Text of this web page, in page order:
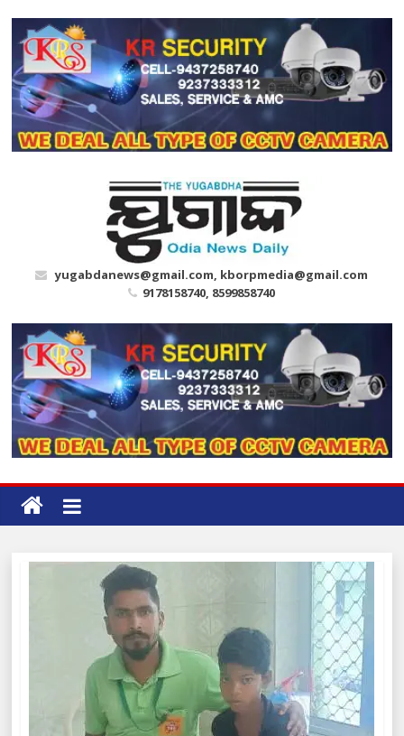
content
yugabdanews@gmail.com, kborpmedia@gmail.com
9178158740, 8599858740